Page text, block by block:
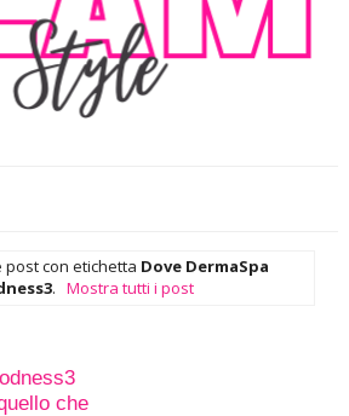
con etichetta Dove DermaSpa
. Mostra tutti i post
che